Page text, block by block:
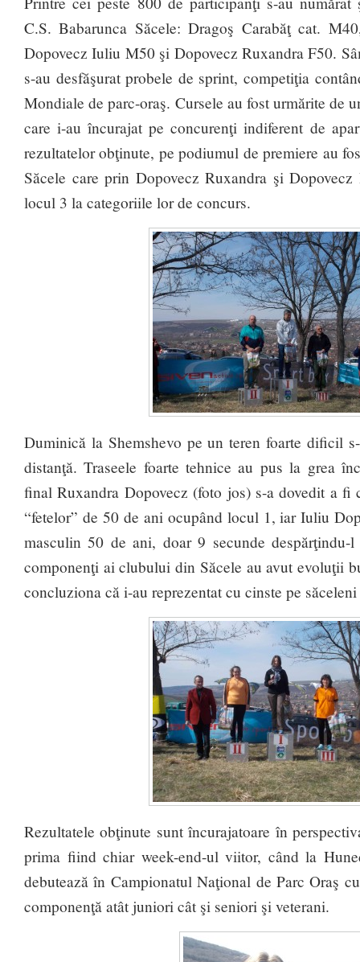
C.S. Babarunca Săcele: Dragoş Carabăţ cat.
Dopovecz Iuliu M50 şi Dopovecz Ruxandra F50.
s-au desfăşurat probele de sprint, competiţia
Mondiale de parc-oraş. Cursele au fost urmărite de
care i-au încurajat pe concurenţi indiferent de
rezultatelor obţinute, pe podiumul de premiere au
Săcele care prin Dopovecz Ruxandra şi
locul 3 la categoriile lor de concurs.
Duminică la Shemshevo pe un teren foarte dificil
distanţă. Traseele foarte tehnice au pus la grea
final Ruxandra Dopovecz (foto jos) s-a dovedit a fi
“fetelor” de 50 de ani ocupând locul 1, iar Iuliu
masculin 50 de ani, doar 9 secunde
componenţi ai clubului din Săcele au avut evoluţii
concluziona că i-au reprezentat cu cinste pe
Rezultatele obţinute sunt încurajatoare în
prima fiind chiar week-end-ul viitor, când la
debutează în Campionatul Naţional de Parc Oraş
componenţă atât juniori cât şi seniori şi veterani.